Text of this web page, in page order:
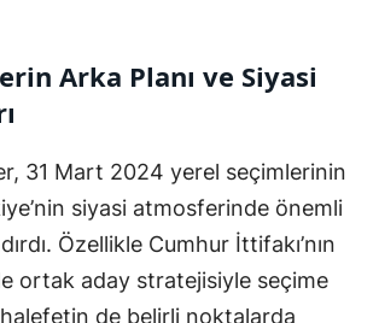
Arka Planı ve Siyasi
31 Mart 2024 yerel seçimlerinin
siyasi atmosferinde önemli
Özellikle Cumhur İttifakı’nın
ortak aday stratejisiyle seçime
de belirli noktalarda